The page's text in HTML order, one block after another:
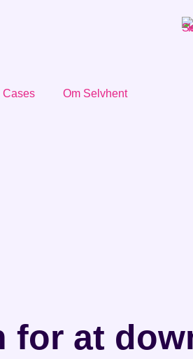
Cases Om Selvhent
for at